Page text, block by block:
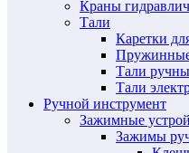
Краны
Тали
Каретки
Тали
Тали
Ручной инструмент
Зажимные
Зажимы